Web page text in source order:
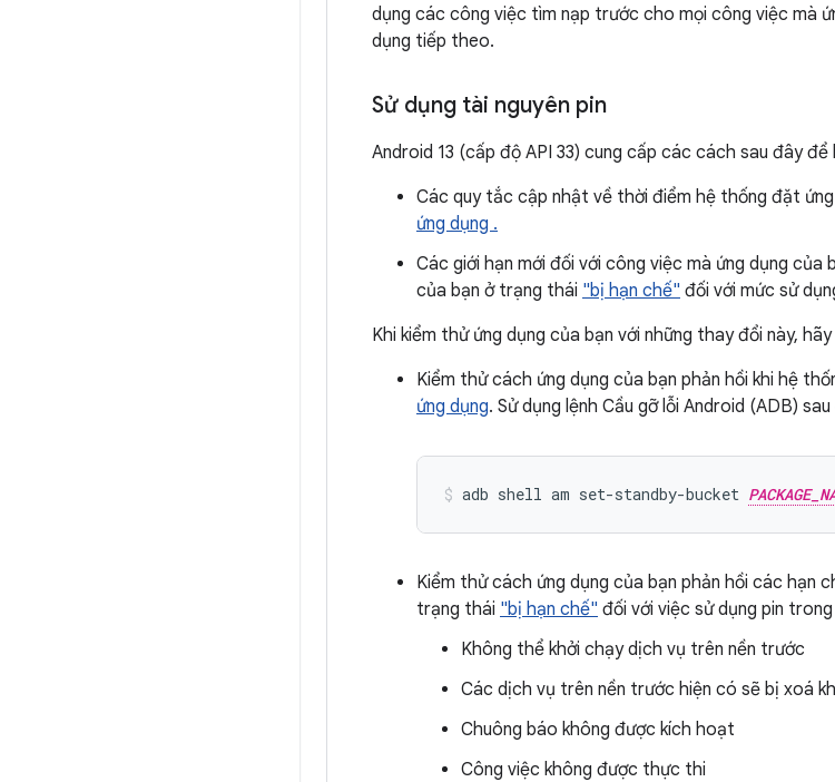
dụng các công việc tìm nạp trước cho mọi công việc mà
dụng tiếp theo.
Sử dụng tài nguyên pin
Android 13 (cấp độ API 33) cung cấp các cách sau đây
Các quy tắc cập nhật về thời điểm hệ thống đặt
ứng dụng .
Các giới hạn mới đối với công việc mà ứng dụng
của bạn ở trạng thái "bị hạn chế" đối với mức sử
Khi kiểm thử ứng dụng của bạn với những thay đổi này,
Kiểm thử cách ứng dụng của bạn phản hồi khi hệ
ứng dụng. Sử dụng lệnh Cầu gỡ lỗi Android (ADB)
adb shell am set-standby-bucket
Kiểm thử cách ứng dụng của bạn phản hồi các hạn
trạng thái "bị hạn chế" đối với việc sử dụng pin trong
Không thể khởi chạy dịch vụ trên nền trước
Các dịch vụ trên nền trước hiện có sẽ bị xoá
Chuông báo không được kích hoạt
Công việc không được thực thi